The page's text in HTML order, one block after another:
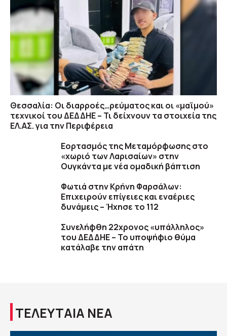
Θεσσαλία: Οι διαρροές…ρεύματος και οι «μαϊμού»
τεχνικοί του ΔΕΔΔΗΕ – Τι δείχνουν τα στοιχεία της
ΕΛ.ΑΣ. για την Περιφέρεια
Εορτασμός της Μεταμόρφωσης στο
«χωριό των Λαρισαίων» στην
Ουγκάντα με νέα ομαδική βάπτιση
Φωτιά στην Κρήνη Φαρσάλων:
Επιχειρούν επίγειες και εναέριες
δυνάμεις – Ήχησε το 112
Συνελήφθη 22χρονος «υπάλληλος»
του ΔΕΔΔΗΕ – Το υποψήφιο θύμα
κατάλαβε την απάτη
ΤΕΛΕΥΤΑΙΑ ΝΕΑ